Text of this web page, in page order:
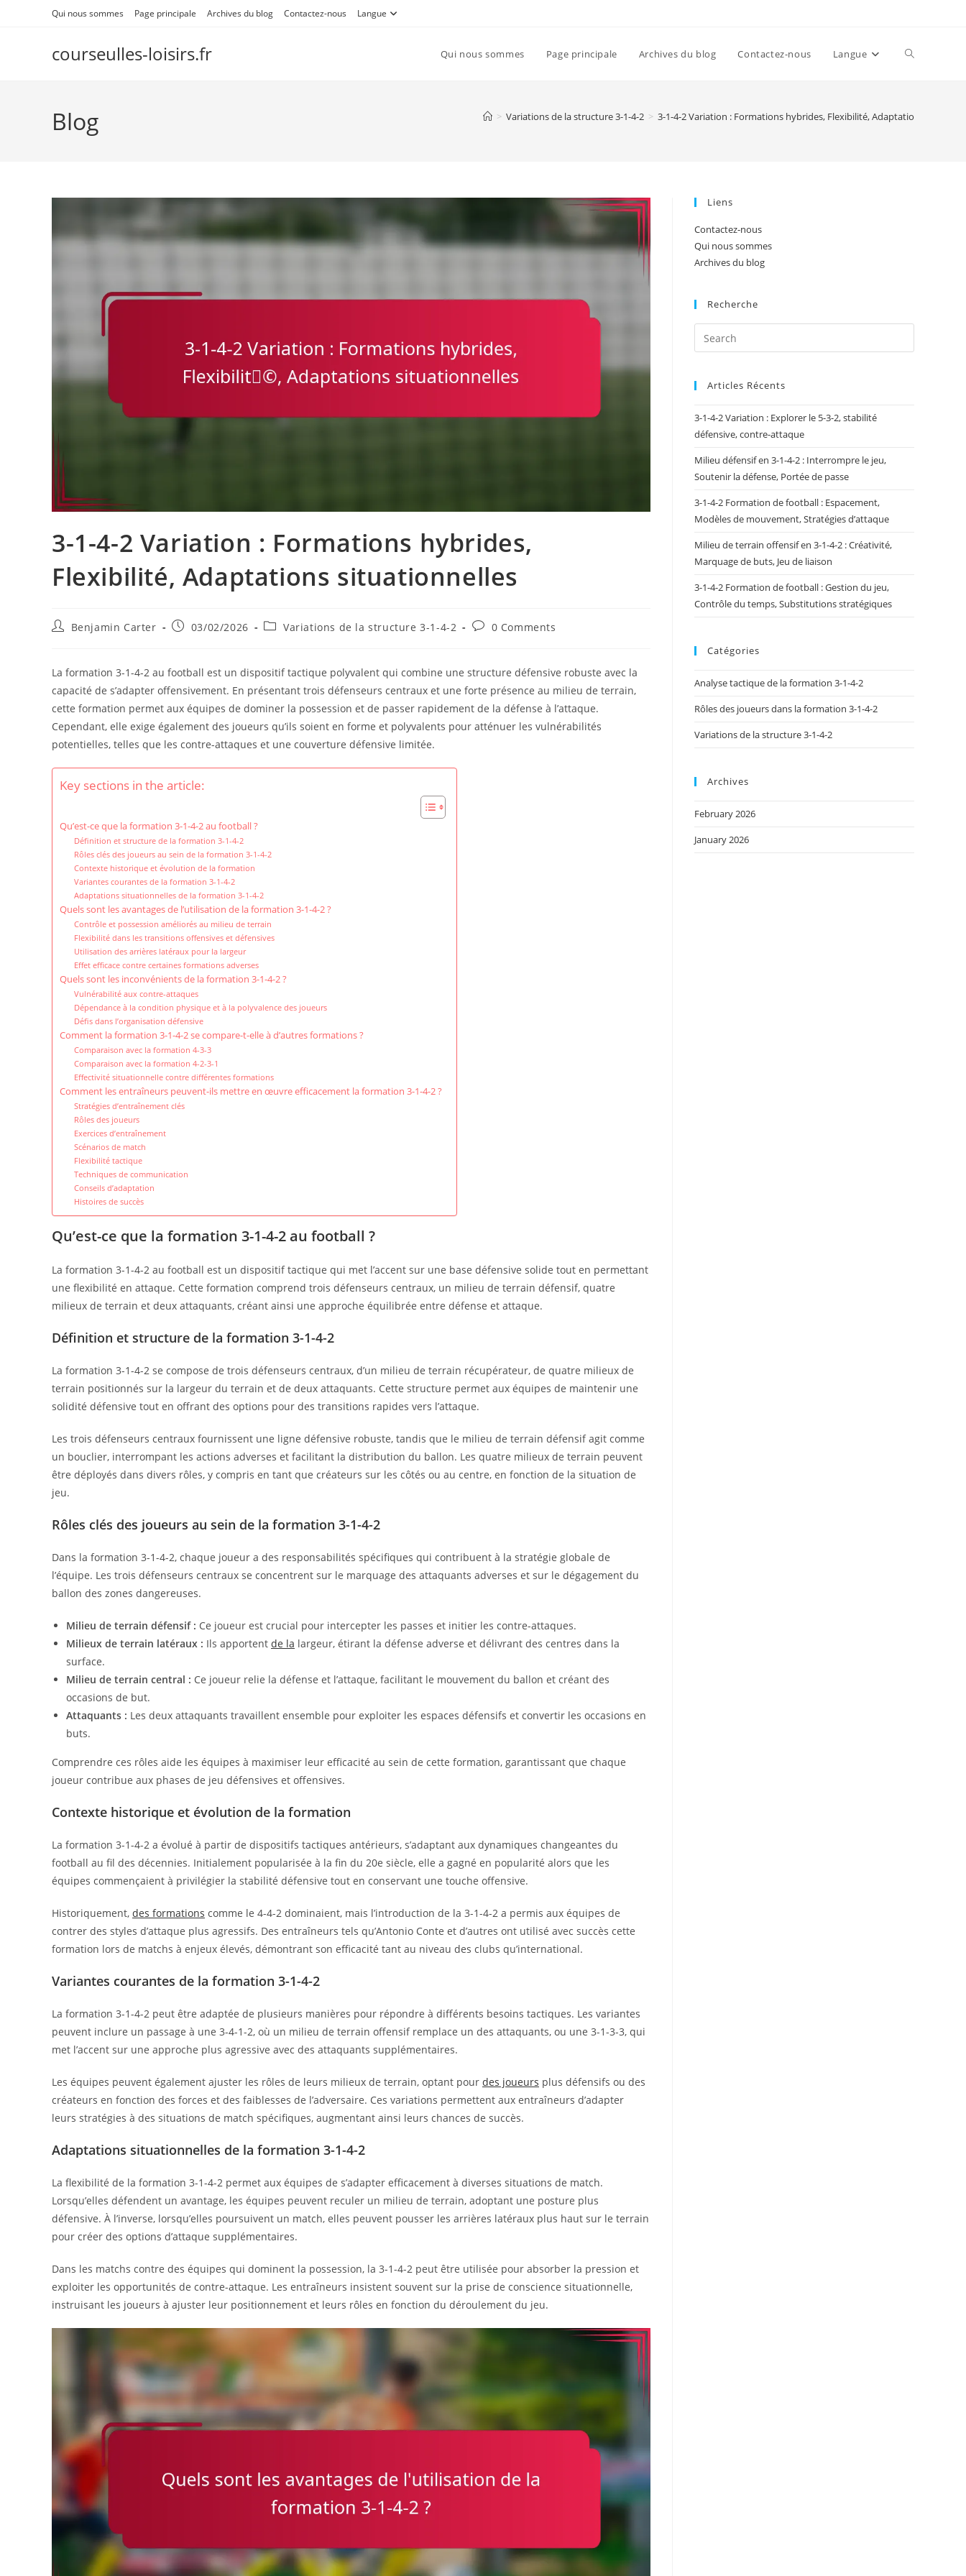
Qui nous sommes Page principale Archives du blog Contactez-nous Langue
courseulles-loisirs.fr Qui nous sommes Page principale Archives du blog Contactez-nous Langue Toggle
Blog > Variations de la structure 3-1-4-2 > 3-1-4-2 Variation : Formations hybrides, Flexibilité, Adaptations
3-1-4-2 Variation : Formations hybrides,
Flexibilité, Adaptations situationnelles
PostBenjamin Carter
Post03/02/2026
PostVariations de la structure 3-1-4-2
Post0 Comments
La formation 3-1-4-2 au football est un dispositif tactique polyvalent qui combine une structure défensive robuste avec la
capacité de s’adapter offensivement. En présentant trois défenseurs centraux et une forte présence au milieu de terrain,
cette formation permet aux équipes de dominer la possession et de passer rapidement de la défense à l’attaque.
Cependant, elle exige également des joueurs qu’ils soient en forme et polyvalents pour atténuer les vulnérabilités
potentielles, telles que les contre-attaques et une couverture défensive limitée.
Key sections in the article:
Qu’est-ce que la formation 3-1-4-2 au football ?
Définition et structure de la formation 3-1-4-2
Rôles clés des joueurs au sein de la formation 3-1-4-2
Contexte historique et évolution de la formation
Variantes courantes de la formation 3-1-4-2
Adaptations situationnelles de la formation 3-1-4-2
Quels sont les avantages de l’utilisation de la formation 3-1-4-2 ?
Contrôle et possession améliorés au milieu de terrain
Flexibilité dans les transitions offensives et défensives
Utilisation des arrières latéraux pour la largeur
Effet efficace contre certaines formations adverses
Quels sont les inconvénients de la formation 3-1-4-2 ?
Vulnérabilité aux contre-attaques
Dépendance à la condition physique et à la polyvalence des joueurs
Défis dans l’organisation défensive
Comment la formation 3-1-4-2 se compare-t-elle à d’autres formations ?
Comparaison avec la formation 4-3-3
Comparaison avec la formation 4-2-3-1
Effectivité situationnelle contre différentes formations
Comment les entraîneurs peuvent-ils mettre en œuvre efficacement la formation 3-1-4-2 ?
Stratégies d’entraînement clés
Rôles des joueurs
Exercices d’entraînement
Scénarios de match
Flexibilité tactique
Techniques de communication
Conseils d’adaptation
Histoires de succès
Qu’est-ce que la formation 3-1-4-2 au football ?
La formation 3-1-4-2 au football est un dispositif tactique qui met l’accent sur une base défensive solide tout en permettant
une flexibilité en attaque. Cette formation comprend trois défenseurs centraux, un milieu de terrain défensif, quatre
milieux de terrain et deux attaquants, créant ainsi une approche équilibrée entre défense et attaque.
Définition et structure de la formation 3-1-4-2
La formation 3-1-4-2 se compose de trois défenseurs centraux, d’un milieu de terrain récupérateur, de quatre milieux de
terrain positionnés sur la largeur du terrain et de deux attaquants. Cette structure permet aux équipes de maintenir une
solidité défensive tout en offrant des options pour des transitions rapides vers l’attaque.
Les trois défenseurs centraux fournissent une ligne défensive robuste, tandis que le milieu de terrain défensif agit comme
un bouclier, interrompant les actions adverses et facilitant la distribution du ballon. Les quatre milieux de terrain peuvent
être déployés dans divers rôles, y compris en tant que créateurs sur les côtés ou au centre, en fonction de la situation de
jeu.
Rôles clés des joueurs au sein de la formation 3-1-4-2
Dans la formation 3-1-4-2, chaque joueur a des responsabilités spécifiques qui contribuent à la stratégie globale de
l’équipe. Les trois défenseurs centraux se concentrent sur le marquage des attaquants adverses et sur le dégagement du
ballon des zones dangereuses.
Milieu de terrain défensif : Ce joueur est crucial pour intercepter les passes et initier les contre-attaques.
Milieux de terrain latéraux : Ils apportent de la largeur, étirant la défense adverse et délivrant des centres dans la
surface.
Milieu de terrain central : Ce joueur relie la défense et l’attaque, facilitant le mouvement du ballon et créant des
occasions de but.
Attaquants : Les deux attaquants travaillent ensemble pour exploiter les espaces défensifs et convertir les occasions en
buts.
Comprendre ces rôles aide les équipes à maximiser leur efficacité au sein de cette formation, garantissant que chaque
joueur contribue aux phases de jeu défensives et offensives.
Contexte historique et évolution de la formation
La formation 3-1-4-2 a évolué à partir de dispositifs tactiques antérieurs, s’adaptant aux dynamiques changeantes du
football au fil des décennies. Initialement popularisée à la fin du 20e siècle, elle a gagné en popularité alors que les
équipes commençaient à privilégier la stabilité défensive tout en conservant une touche offensive.
Historiquement, des formations comme le 4-4-2 dominaient, mais l’introduction de la 3-1-4-2 a permis aux équipes de
contrer des styles d’attaque plus agressifs. Des entraîneurs tels qu’Antonio Conte et d’autres ont utilisé avec succès cette
formation lors de matchs à enjeux élevés, démontrant son efficacité tant au niveau des clubs qu’international.
Variantes courantes de la formation 3-1-4-2
La formation 3-1-4-2 peut être adaptée de plusieurs manières pour répondre à différents besoins tactiques. Les variantes
peuvent inclure un passage à une 3-4-1-2, où un milieu de terrain offensif remplace un des attaquants, ou une 3-1-3-3, qui
met l’accent sur une approche plus agressive avec des attaquants supplémentaires.
Les équipes peuvent également ajuster les rôles de leurs milieux de terrain, optant pour des joueurs plus défensifs ou des
créateurs en fonction des forces et des faiblesses de l’adversaire. Ces variations permettent aux entraîneurs d’adapter
leurs stratégies à des situations de match spécifiques, augmentant ainsi leurs chances de succès.
Adaptations situationnelles de la formation 3-1-4-2
La flexibilité de la formation 3-1-4-2 permet aux équipes de s’adapter efficacement à diverses situations de match.
Lorsqu’elles défendent un avantage, les équipes peuvent reculer un milieu de terrain, adoptant une posture plus
défensive. À l’inverse, lorsqu’elles poursuivent un match, elles peuvent pousser les arrières latéraux plus haut sur le terrain
pour créer des options d’attaque supplémentaires.
Dans les matchs contre des équipes qui dominent la possession, la 3-1-4-2 peut être utilisée pour absorber la pression et
exploiter les opportunités de contre-attaque. Les entraîneurs insistent souvent sur la prise de conscience situationnelle,
instruisant les joueurs à ajuster leur positionnement et leurs rôles en fonction du déroulement du jeu.
Liens
Contactez-nous
Qui nous sommes
Archives du blog
Recherche
Articles Récents
3-1-4-2 Variation : Explorer le 5-3-2, stabilité
défensive, contre-attaque
Milieu défensif en 3-1-4-2 : Interrompre le jeu,
Soutenir la défense, Portée de passe
3-1-4-2 Formation de football : Espacement,
Modèles de mouvement, Stratégies d’attaque
Milieu de terrain offensif en 3-1-4-2 : Créativité,
Marquage de buts, Jeu de liaison
3-1-4-2 Formation de football : Gestion du jeu,
Contrôle du temps, Substitutions stratégiques
Catégories
Analyse tactique de la formation 3-1-4-2
Rôles des joueurs dans la formation 3-1-4-2
Variations de la structure 3-1-4-2
Archives
February 2026
January 2026